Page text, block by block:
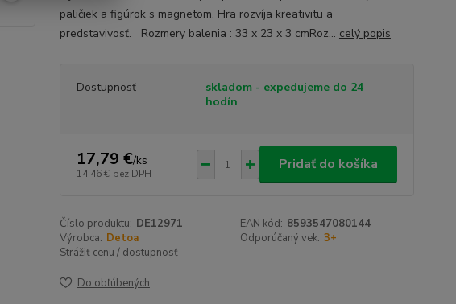
paličiek a figúrok s magnetom. Hra rozvíja kreativitu a
predstavivosť. Rozmery balenia : 33 x 23 x 3 cmRoz... celý popis
Dostupnosť
skladom - expedujeme do 24
hodín
17,79 €/ks
14,46 € bez DPH
Pridať do košíka
Číslo produktu: DE12971 EAN kód: 8593547080144
Výrobca: Detoa Odporúčaný vek: 3+
Strážiť cenu / dostupnosť
Do obľúbených